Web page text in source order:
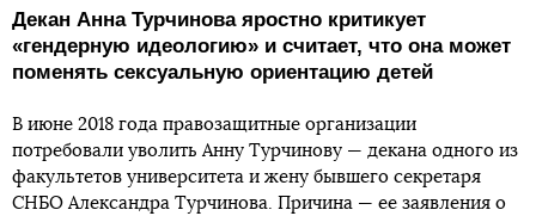
Декан Анна Турчинова яростно критикует
«гендерную идеологию» и считает, что она может
поменять сексуальную ориентацию детей
В июне 2018 года правозащитные организации
потребовали уволить Анну Турчинову — декана одного из
факультетов университета и жену бывшего секретаря
СНБО Александра Турчинова. Причина — ее заявления о